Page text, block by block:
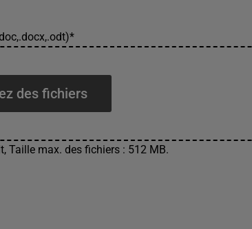
*
des fichiers
Taille max. des fichiers : 512 MB.